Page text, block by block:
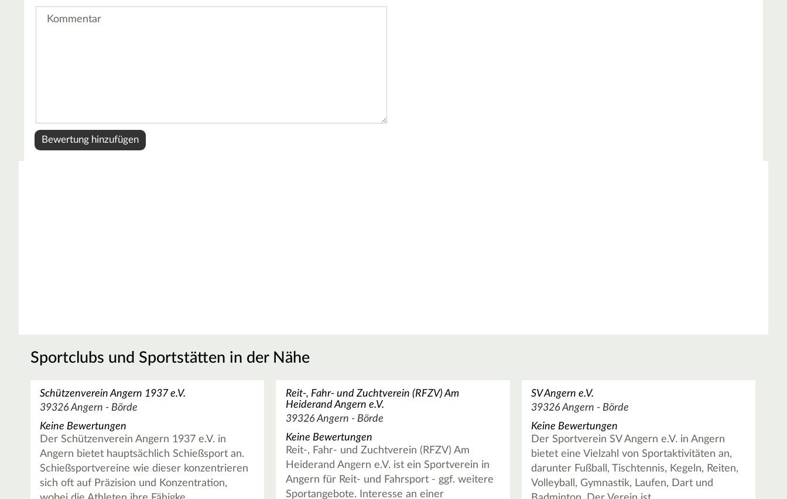
Sportclubs und Sportstätten in der Nähe
Schützenverein Angern 1937 e.V.
39326 Angern - Börde
Keine Bewertungen
Der Schützenverein Angern 1937 e.V. in
Angern bietet hauptsächlich Schießsport an.
Schießsportvereine wie dieser konzentrieren
sich oft auf Präzision und Konzentration,
Reit-, Fahr- und Zuchtverein (RFZV) Am
Heiderand Angern e.V.
39326 Angern - Börde
Keine Bewertungen
Reit-, Fahr- und Zuchtverein (RFZV) Am
Heiderand Angern e.V. ist ein Sportverein in
Angern für Reit- und Fahrsport - ggf. weitere
Sportangebote. Interesse an einer
SV Angern e.V.
39326 Angern - Börde
Keine Bewertungen
Der Sportverein SV Angern e.V. in Angern
bietet eine Vielzahl von Sportaktivitäten an,
darunter Fußball, Tischtennis, Kegeln, Reiten,
Volleyball, Gymnastik, Laufen, Dart und